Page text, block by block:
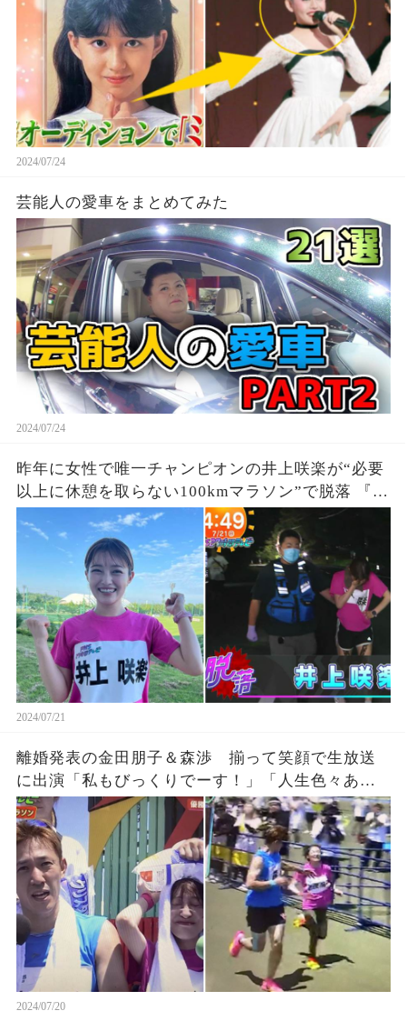
2024/07/24
芸能人の愛車をまとめてみた
2024/07/24
昨年に女性で唯一チャンピオンの井上咲楽が“必要
以上に休憩を取らない100kmマラソン”で脱落 『27
時間テレビ』鬼企画「100kmサバイバルマラソ
ン」に猛激怒、、、死んだら責任取れるの？
2024/07/21
離婚発表の金田朋子＆森渉 揃って笑顔で生放送
に出演「私もびっくりでーす！」「人生色々ある
よな。」
2024/07/20